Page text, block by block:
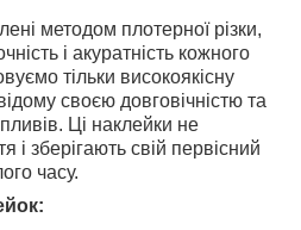
методом плотерної різки,
і акуратність кожного
тільки високоякісну
своєю довговічністю та
Ці наклейки не
і зберігають свій первісний
часу.